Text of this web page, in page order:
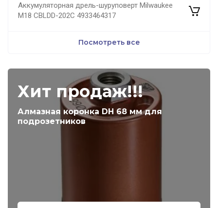
Аккумуляторная дрель-шуруповерт Milwaukee
M18 CBLDD-202C 4933464317
Посмотреть все
Хит продаж!!!
Алмазная коронка DH 68 мм для
подрозетников